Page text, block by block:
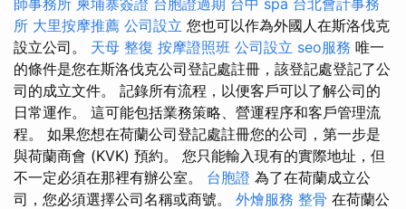
師事務所 柬埔寨簽證 台胞證過期 台中 spa 台北會計事務
所 大里按摩推薦 公司設立 您也可以作為外國人在斯洛伐克
設立公司。 天母 整復 按摩證照班 公司設立 seo服務 唯一
的條件是您在斯洛伐克公司登記處註冊，該登記處登記了公
司的成立文件。 記錄所有流程，以便客戶可以了解公司的
日常運作。 這可能包括業務策略、營運程序和客戶管理流
程。 如果您想在荷蘭公司登記處註冊您的公司，第一步是
與荷蘭商會 (KVK) 預約。 您只能輸入現有的實際地址，但
不一定必須在那裡有辦公室。 台胞證 為了在荷蘭成立公
司，您必須選擇公司名稱或商號。 外燴服務 整骨 在荷蘭公